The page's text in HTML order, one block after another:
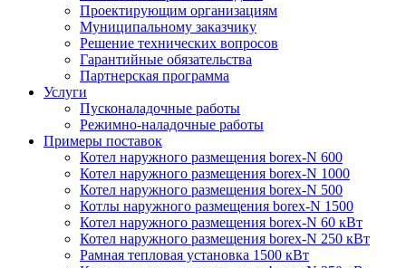
Проектирующим организациям
Муниципальному заказчику
Решение технических вопросов
Гарантийные обязательства
Партнерская программа
Услуги
Пусконаладочные работы
Режимно-наладочные работы
Примеры поставок
Котел наружного размещения borex-N 600
Котел наружного размещения borex-N 1000
Котел наружного размещения borex-N 500
Котлы наружного размещения borex-N 1500
Котел наружного размещения borex-N 60 кВт
Котел наружного размещения borex-N 250 кВт
Рамная тепловая установка 1500 кВт